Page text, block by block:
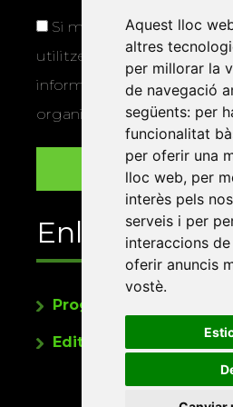
Aquest lloc
altres
per millorar la
de navegació
següents: per
funcionalitat
per oferir una
lloc web, per
interès pels
serveis i per
interaccions
oferir anuncis
vostè.
Si marqueu aquesta
utilitzem les vostres dades
informació sobre els actes
organitza la Xarxa Vives.
Enllaços
Programa de
Editorials